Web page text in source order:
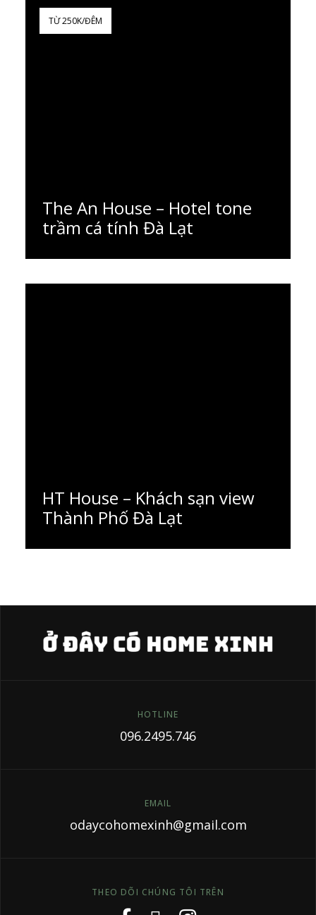
TỪ 250K/ĐÊM
The An House – Hotel tone
trầm cá tính Đà Lạt
Đọc thêm
HT House – Khách sạn view
Thành Phố Đà Lạt
Đọc thêm
HOTLINE
096.2495.746
EMAIL
odaycohomexinh@gmail.com
THEO DÕI CHÚNG TÔI TRÊN